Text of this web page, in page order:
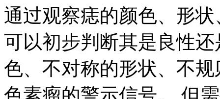
通过观察痣的颜色、形
可以初步判断其是良性
色、不对称的形状、不
色素瘤的警示信号。 但